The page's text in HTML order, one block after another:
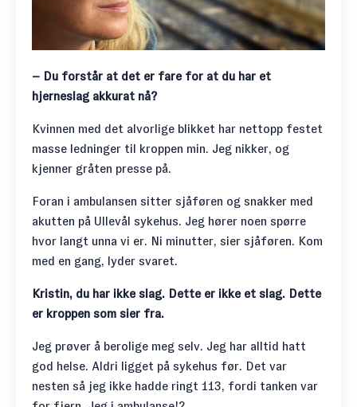
– Du forstår at det er fare for at du har et
hjerneslag akkurat nå?
Kvinnen med det alvorlige blikket har nettopp festet
masse ledninger til kroppen min. Jeg nikker, og
kjenner gråten presse på.
Foran i ambulansen sitter sjåføren og snakker med
akutten på Ullevål sykehus. Jeg hører noen spørre
hvor langt unna vi er. Ni minutter, sier sjåføren. Kom
med en gang, lyder svaret.
Kristin, du har ikke slag. Dette er ikke et slag. Dette
er kroppen som sier fra.
Jeg prøver å berolige meg selv. Jeg har alltid hatt
god helse. Aldri ligget på sykehus før. Det var
nesten så jeg ikke hadde ringt 113, fordi tanken var